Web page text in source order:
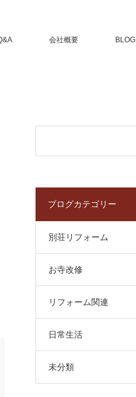
会社概要 BLOG
ブログカテゴリー
別荘リフォーム
お寺改修
リフォーム関連
日常生活
未分類